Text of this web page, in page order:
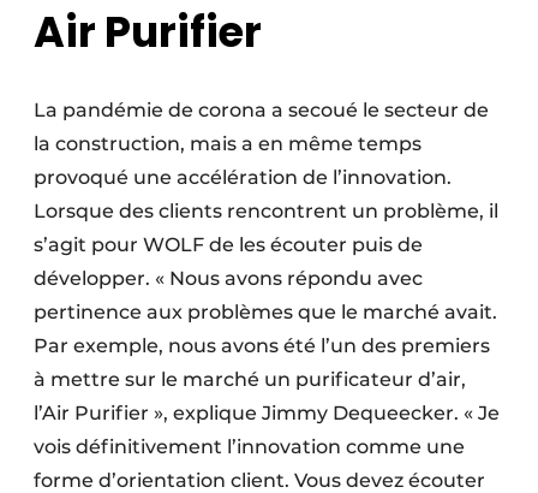
Air Purifier
La pandémie de corona a secoué le secteur de
la construction, mais a en même temps
provoqué une accélération de l’innovation.
Lorsque des clients rencontrent un problème, il
s’agit pour WOLF de les écouter puis de
développer. « Nous avons répondu avec
pertinence aux problèmes que le marché avait.
Par exemple, nous avons été l’un des premiers
à mettre sur le marché un purificateur d’air,
l’Air Purifier », explique Jimmy Dequeecker. « Je
vois définitivement l’innovation comme une
forme d’orientation client. Vous devez écouter